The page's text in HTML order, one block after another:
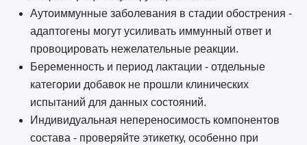
Аутоиммунные заболевания в стадии обострения -
адаптогены могут усиливать иммунный ответ и
провоцировать нежелательные реакции.
Беременность и период лактации - отдельные
категории добавок не прошли клинических
испытаний для данных состояний.
Индивидуальная непереносимость компонентов
состава - проверяйте этикетку, особенно при